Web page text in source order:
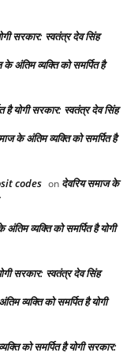
सरकार: स्वतंत्र देव सिंह
अंतिम व्यक्ति को समर्पित है
है योगी सरकार: स्वतंत्र देव सिंह
के अंतिम व्यक्ति को समर्पित है
codes on देवरिय समाज के
व्यक्ति को समर्पित है योगी
सरकार: स्वतंत्र देव सिंह
व्यक्ति को समर्पित है योगी
को समर्पित है योगी सरकार: